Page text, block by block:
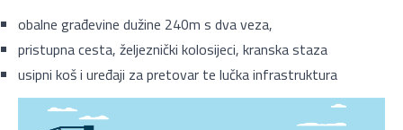
obalne građevine dužine 240m s dva veza,
pristupna cesta, željeznički kolosijeci, kranska staza
usipni koš i uređaji za pretovar te lučka infrastruktura